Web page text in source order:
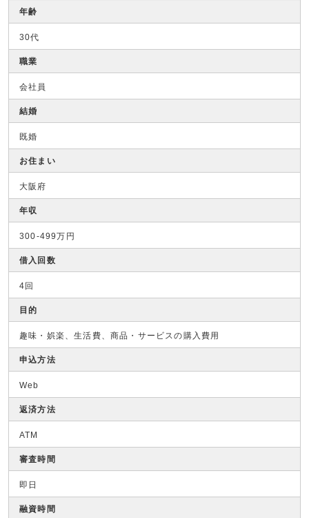
年齢
30代
職業
会社員
結婚
既婚
お住まい
大阪府
年収
300-499万円
借入回数
4回
目的
趣味・娯楽、生活費、商品・サービスの購入費用
申込方法
Web
返済方法
ATM
審査時間
即日
融資時間